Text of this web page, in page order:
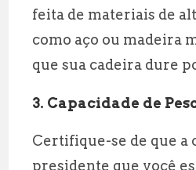
feita de materiais de
como aço ou madeira
que sua cadeira dure
3. Capacidade de
Certifique-se de que a
presidente que você